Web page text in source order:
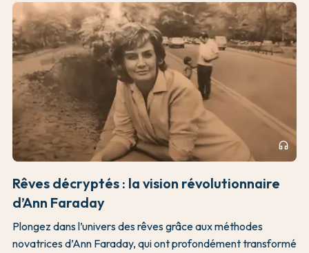
headphones
Rêves décryptés : la vision révolutionnaire
d’Ann Faraday
Plongez dans l’univers des rêves grâce aux méthodes
novatrices d’Ann Faraday, qui ont profondément transformé